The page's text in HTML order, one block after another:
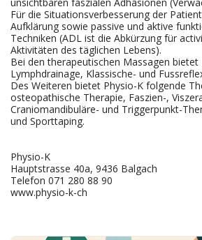
Für die Situationsverbesserung der
Aufklärung sowie passive und aktive
Techniken (ADL ist die Abkürzung für
Aktivitäten des täglichen Lebens).
Bei den therapeutischen Massagen bietet
Lymphdrainage, Klassische- und
Des Weiteren bietet Physio-K folgende
osteopathische Therapie, Faszien-,
Craniomandibuläre- und Triggerpunkt-
und Sporttaping.
Physio-K
Hauptstrasse 40a, 9436 Balgach
Telefon 071 280 88 90
www.physio-k-ch